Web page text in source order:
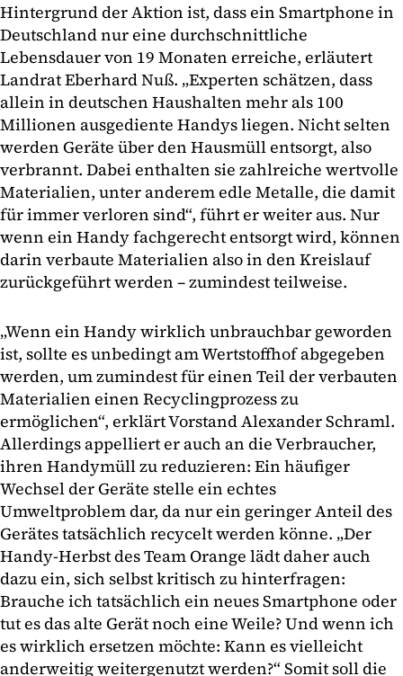
Hintergrund der Aktion ist, dass ein Smartphone in
Deutschland nur eine durchschnittliche
Lebensdauer von 19 Monaten erreiche, erläutert
Landrat Eberhard Nuß. „Experten schätzen, dass
allein in deutschen Haushalten mehr als 100
Millionen ausgediente Handys liegen. Nicht selten
werden Geräte über den Hausmüll entsorgt, also
verbrannt. Dabei enthalten sie zahlreiche wertvolle
Materialien, unter anderem edle Metalle, die damit
für immer verloren sind“, führt er weiter aus. Nur
wenn ein Handy fachgerecht entsorgt wird, können
darin verbaute Materialien also in den Kreislauf
zurückgeführt werden – zumindest teilweise.
„Wenn ein Handy wirklich unbrauchbar geworden
ist, sollte es unbedingt am Wertstoffhof abgegeben
werden, um zumindest für einen Teil der verbauten
Materialien einen Recyclingprozess zu
ermöglichen“, erklärt Vorstand Alexander Schraml.
Allerdings appelliert er auch an die Verbraucher,
ihren Handymüll zu reduzieren: Ein häufiger
Wechsel der Geräte stelle ein echtes
Umweltproblem dar, da nur ein geringer Anteil des
Gerätes tatsächlich recycelt werden könne. „Der
Handy-Herbst des Team Orange lädt daher auch
dazu ein, sich selbst kritisch zu hinterfragen:
Brauche ich tatsächlich ein neues Smartphone oder
tut es das alte Gerät noch eine Weile? Und wenn ich
es wirklich ersetzen möchte: Kann es vielleicht
anderweitig weitergenutzt werden?“ Somit soll die